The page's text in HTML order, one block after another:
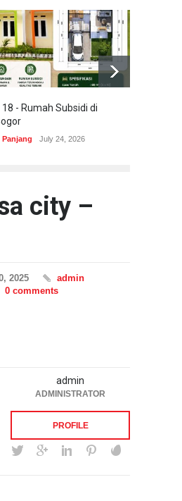
- Rumah Subsidi di
Panjang July 24, 2026
city –
2025
admin
0 comments
admin
ADMINISTRATOR
PROFILE